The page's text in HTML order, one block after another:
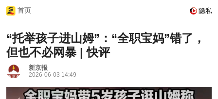
首页 隐私
“托举孩子进山姆”：“全职宝妈”错了，
但也不必网暴 | 快评
新京报
2026-06-03 14:49